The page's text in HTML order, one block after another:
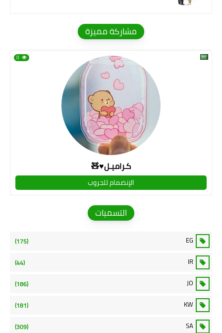
مشاركة مميزة
كـراميـل♥🧸
0
الإنضمام للجروب
التسميات
EG
(175)
IR
(44)
JO
(186)
KW
(181)
SA
(309)